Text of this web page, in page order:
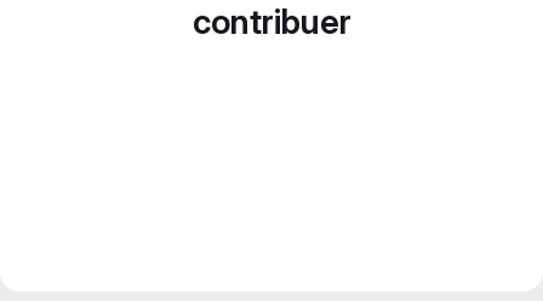
contribuer